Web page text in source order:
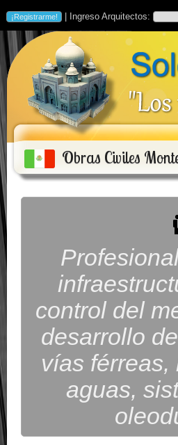
| Ingreso Arquitectos:
Obras Civiles
control del
desarrollo
vías férreas,
aguas,